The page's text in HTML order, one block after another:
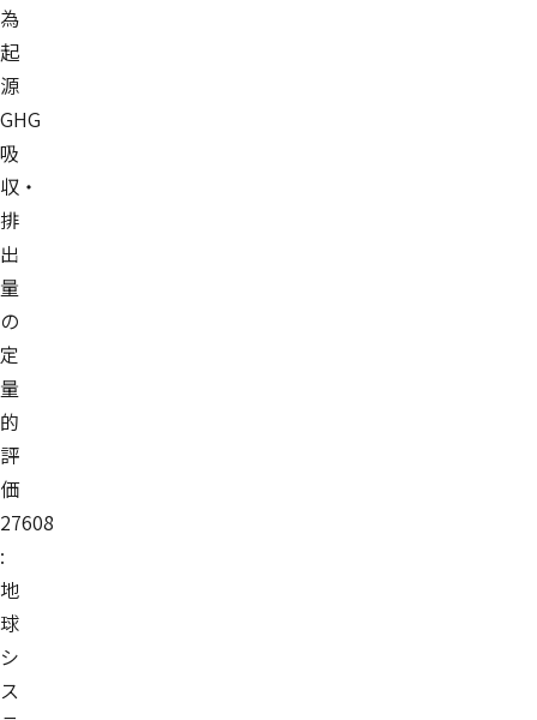
為
起
源
GHG
吸
収・
排
出
量
の
定
量
的
評
価
27608
:
地
球
シ
ス